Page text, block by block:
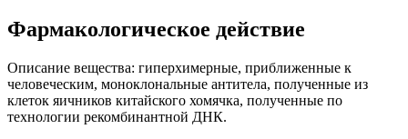
Фармакологическое действие
Описание вещества: гиперхимерные, приближенные к
человеческим, моноклональные антитела, полученные из
клеток яичников китайского хомячка, полученные по
технологии рекомбинантной ДНК.